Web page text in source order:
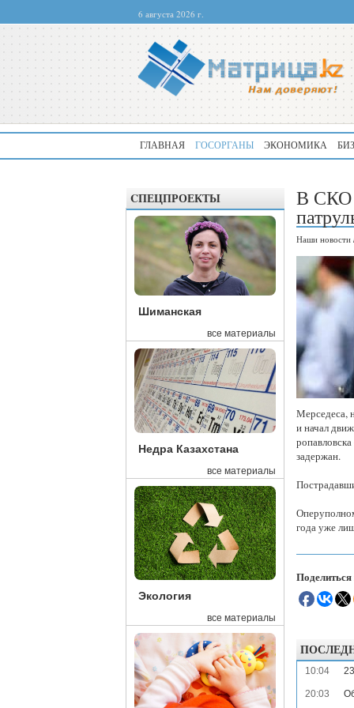
6 августа 2026 г.
ГЛАВНАЯ ГОСОРГАНЫ ЭКОНОМИКА
CПЕЦПРОЕКТЫ
Шиманская
все материалы
Недра Казахстана
все материалы
Экология
все материалы
В СКО
Наши новости
Мерседеса,
и начал
задержан.
года уже
10:04
20:03